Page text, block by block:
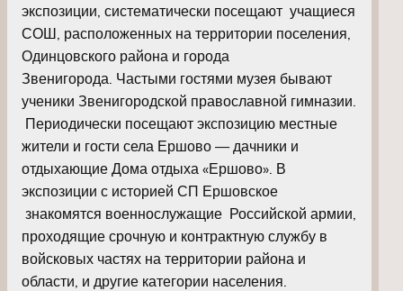
экспозиции, систематически посещают учащиеся
СОШ, расположенных на территории поселения,
Одинцовского района и города
Звенигорода. Частыми гостями музея бывают
ученики Звенигородской православной гимназии.
Периодически посещают экспозицию местные
жители и гости села Ершово — дачники и
отдыхающие Дома отдыха «Ершово». В
экспозиции с историей СП Ершовское
знакомятся военнослужащие Российской армии,
проходящие срочную и контрактную службу в
войсковых частях на территории района и
области, и другие категории населения.